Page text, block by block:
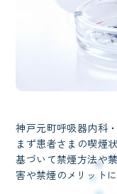
神戸元町呼吸器内科
まず患者さまの喫煙
基づいて禁煙方法や
害や禁煙のメリット